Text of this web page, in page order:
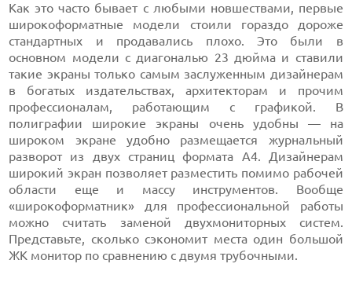
Как это часто бывает с любыми новшествами, первые
широкоформатные модели стоили гораздо дороже
стандартных и продавались плохо. Это были в
основном модели с диагональю 23 дюйма и ставили
такие экраны только самым заслуженным дизайнерам
в богатых издательствах, архитекторам и прочим
профессионалам, работающим с графикой. В
полиграфии широкие экраны очень удобны — на
широком экране удобно размещается журнальный
разворот из двух страниц формата A4. Дизайнерам
широкий экран позволяет разместить помимо рабочей
области еще и массу инструментов. Вообще
«широкоформатник» для профессиональной работы
можно считать заменой двухмониторных систем.
Представьте, сколько сэкономит места один большой
ЖК монитор по сравнению с двумя трубочными.